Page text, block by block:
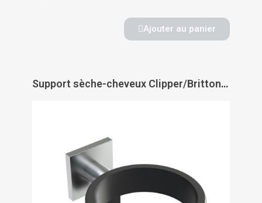
Ajouter au panier
Support sèche-cheveux Clipper/Brittony antivol mural - JVD